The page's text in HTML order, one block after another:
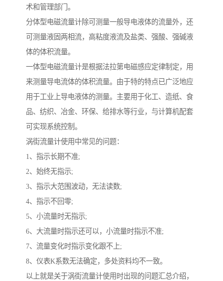
术和管理部门。
分体型电磁流量计除可测量一般导电液体的流量外，还
可测量液固两相流，高粘度液流及盐类、强酸、强碱液
体的体积流量。
一体型电磁流量计是根据法拉第电磁感应定律制定，用
来测量导电流体的体积流量。由于特的特点已广泛地应
用于工业上导电液体的测量。主要用于化工、造纸、食
品、纺织、冶金、环保、给排水等行业，与计算机配套
可实现系统控制。
涡街流量计使用中常见的问题：
1、指示长期不准;
2、始终无指示;
3、指示大范围波动，无法读数;
4、指示不回零;
5、小流量时无指示;
6、大流量时指示还可以，小流量时指示不准;
7、流量变化时指示变化跟不上;
8、仪表K系数无法确定，多处资料均不一致。
以上就是关于涡街流量计使用时出现的问题汇总介绍，